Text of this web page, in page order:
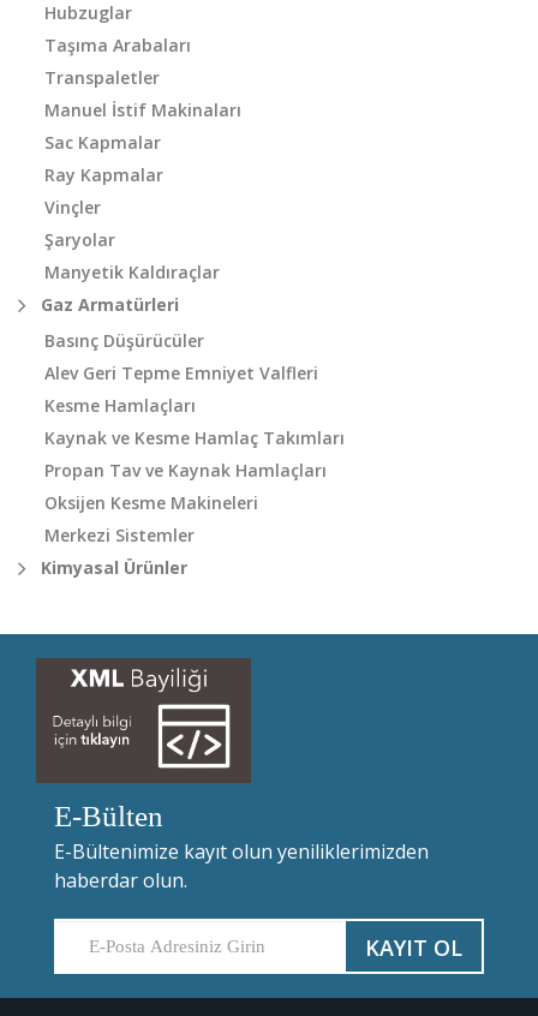
Hubzuglar
Taşıma Arabaları
Transpaletler
Manuel İstif Makinaları
Sac Kapmalar
Ray Kapmalar
Vinçler
Şaryolar
Manyetik Kaldıraçlar
Gaz Armatürleri
Basınç Düşürücüler
Alev Geri Tepme Emniyet Valfleri
Kesme Hamlaçları
Kaynak ve Kesme Hamlaç Takımları
Propan Tav ve Kaynak Hamlaçları
Oksijen Kesme Makineleri
Merkezi Sistemler
Kimyasal Ürünler
E-Bülten
E-Bültenimize kayıt olun yeniliklerimizden
haberdar olun.
KAYIT OL